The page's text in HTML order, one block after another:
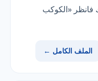
فانظر «الكوكب
الملف الكامل ←